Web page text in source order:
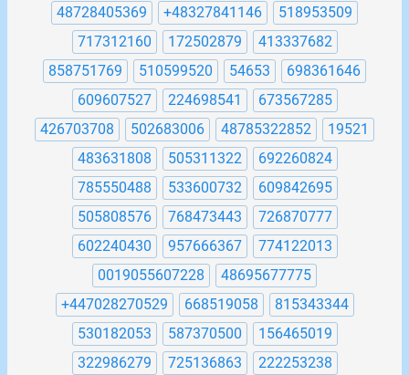
48728405369
+48327841146
518953509
717312160
172502879
413337682
858751769
510599520 54653
698361646
609607527
224698541
673567285
426703708
502683006 48785322852
19521
483631808
505311322
692260824
785550488
533600732
609842695
505808576
768473443
726870777
602240430
957666367
774122013
0019055607228
48695677775
+447028270529
668519058
815343344
530182053
587370500
156465019
322986279
725136863
222253238